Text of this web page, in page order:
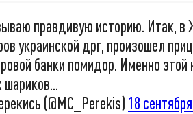
правдивую историю. Итак, в
украинской дрг, произошел
банки помидор. Именно
шариков...
(@MC_Perekis) 18